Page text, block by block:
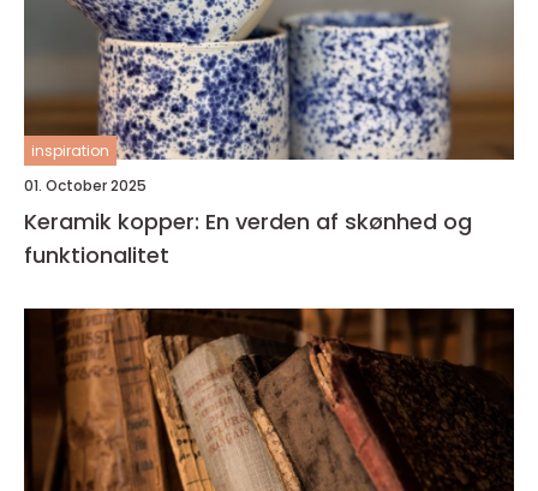
inspiration
01. October 2025
Keramik kopper: En verden af skønhed og
funktionalitet